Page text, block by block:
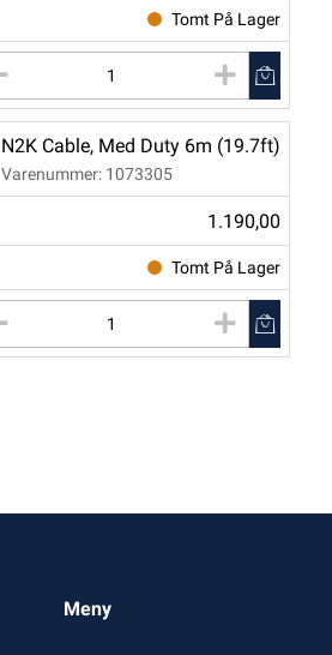
Tomt På Lager
N2K Cable, Med Duty 6m (19.7ft)
Varenummer: 1073305
1.190,00
Tomt På Lager
Meny